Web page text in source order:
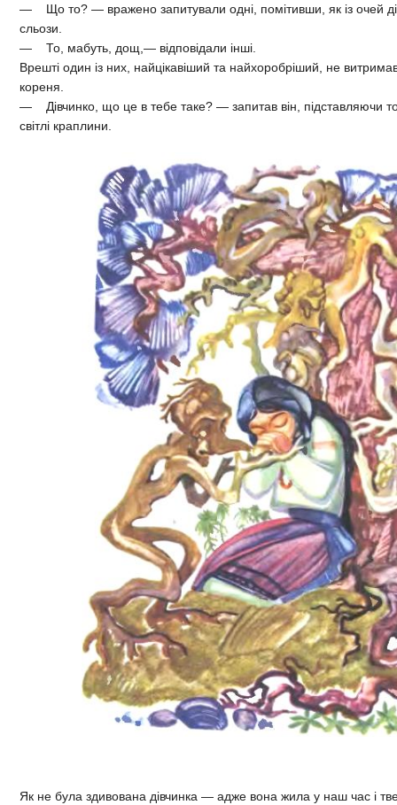
— Що то? — вражено запитували одні, помітивши, як із очей
сльози.
— То, мабуть, дощ,— відповідали інші.
Врешті один із них, найцікавіший та найхоробріший, не
кореня.
— Дівчинко, що це в тебе таке? — запитав він, підставляючи
світлі краплини.
Як не була здивована дівчинка — адже вона жила у наш час і